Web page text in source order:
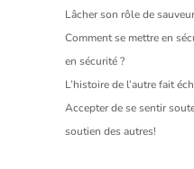
Lâcher son rôle de
Comment se mettre en
en sécurité ?
L’histoire de l’autre fait
Accepter de se sentir
soutien des autres!